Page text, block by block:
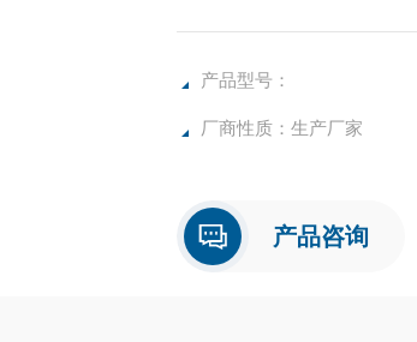
确，物超所值的水分测定仪**。
产品型号：
厂商性质：生产厂家
产品咨询